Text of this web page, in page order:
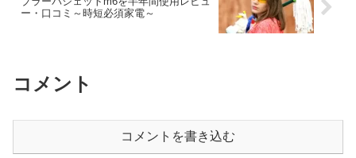
ー・口コミ～時短必須家電～
コメント
コメントを書き込む